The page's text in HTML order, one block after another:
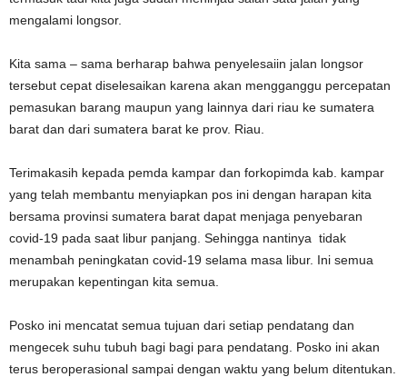
mengalami longsor.
Kita sama – sama berharap bahwa penyelesaiin jalan longsor
tersebut cepat diselesaikan karena akan mengganggu percepatan
pemasukan barang maupun yang lainnya dari riau ke sumatera
barat dan dari sumatera barat ke prov. Riau.
Terimakasih kepada pemda kampar dan forkopimda kab. kampar
yang telah membantu menyiapkan pos ini dengan harapan kita
bersama provinsi sumatera barat dapat menjaga penyebaran
covid-19 pada saat libur panjang. Sehingga nantinya tidak
menambah peningkatan covid-19 selama masa libur. Ini semua
merupakan kepentingan kita semua.
Posko ini mencatat semua tujuan dari setiap pendatang dan
mengecek suhu tubuh bagi bagi para pendatang. Posko ini akan
terus beroperasional sampai dengan waktu yang belum ditentukan.